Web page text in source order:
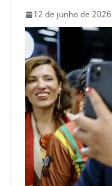
12 de junho de 2026